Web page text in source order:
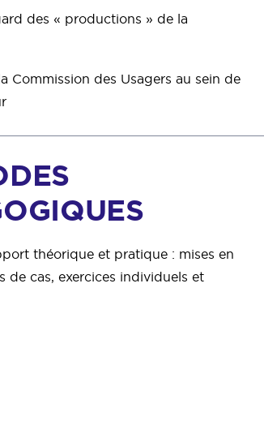
des « productions » de la
Commission des Usagers au sein de
théorique et pratique : mises en
de cas, exercices individuels et